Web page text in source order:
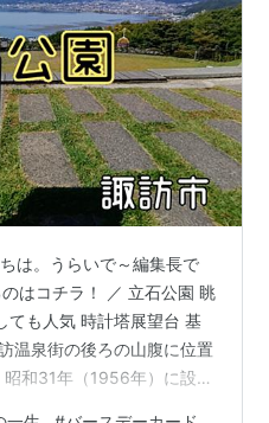
は。うらいで～編集長で
はコチラ！ ／ 立石公園 眺
ても人気 時計塔展望台 基
温泉街の後ろの山腹に位置
和31年（1956年）に設置